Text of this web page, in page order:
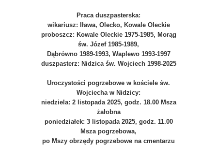
Praca duszpasterska:
wikariusz: Iława, Olecko, Kowale Oleckie
proboszcz: Kowale Oleckie 1975-1985, Morąg
św. Józef 1985-1989,
Dąbrówno 1989-1993, Waplewo 1993-1997
duszpasterz: Nidzica św. Wojciech 1998-2025
Uroczystości pogrzebowe w kościele św.
Wojciecha w Nidzicy:
niedziela: 2 listopada 2025, godz. 18.00 Msza
żałobna
poniedziałek: 3 listopada 2025, godz. 11.00
Msza pogrzebowa,
po Mszy obrzędy pogrzebowe na cmentarzu